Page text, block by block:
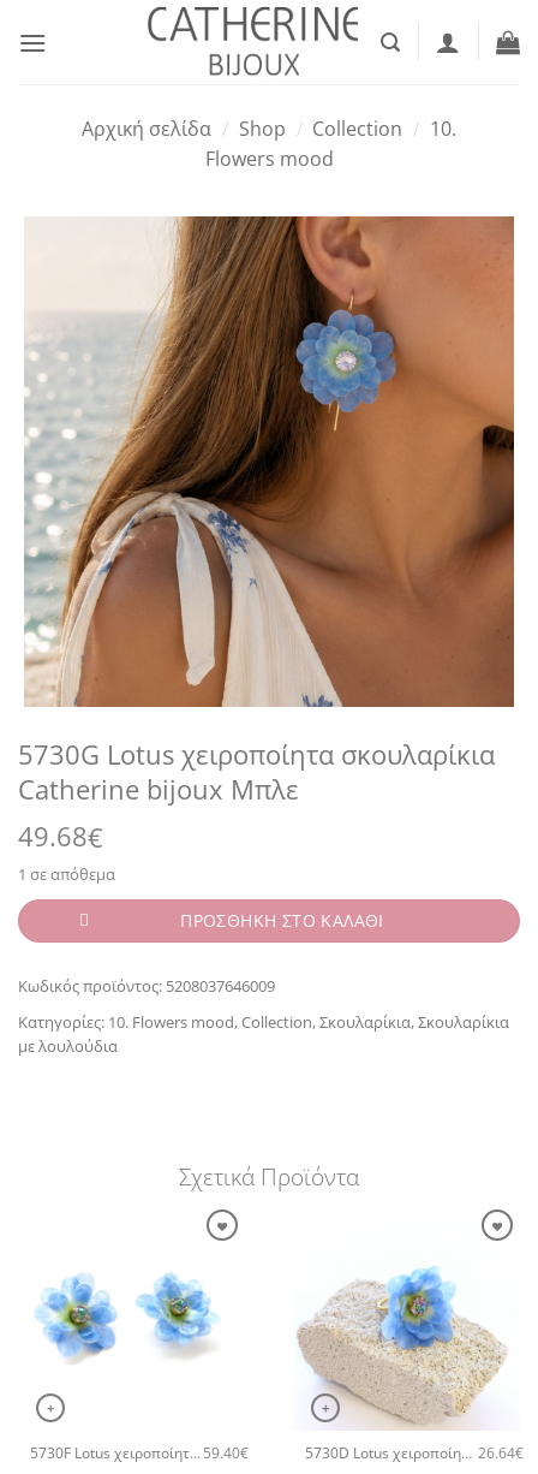
στο
Αρχική σελίδα / Shop / Collection / 10.
Flowers mood
5730G Lotus χειροποίητα σκουλαρίκια
Catherine bijoux Μπλε
49.68€
1 σε απόθεμα
ΠΡΟΣΘΗΚΗ ΣΤΟ ΚΑΛΑΘΙ
Κωδικός προϊόντος: 5208037646009
Κατηγορίες: 10. Flowers mood,Collection,Σκουλαρίκια,Σκουλαρίκια
με λουλούδια
Σχετικά Προϊόντα
+
5730F Lotus χειροποίητα σκουλαρίκιαCatherine bijoux Μπλε59.40€
+
5730D Lotus χειροποίητο δαχτυλιδι Catherine bijoux Μπλε 26.64€